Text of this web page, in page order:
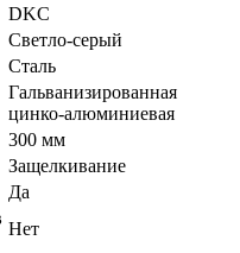
DKC
Светло-серый
Сталь
Гальванизированная
цинко-алюминиевая
300 мм
Защелкивание
Да
Нет